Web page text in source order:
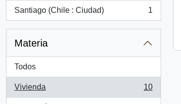
Santiago (Chile : Ciudad)
, 1 resultados
1
Materia
Todos
Vivienda
, 10 resultados
10